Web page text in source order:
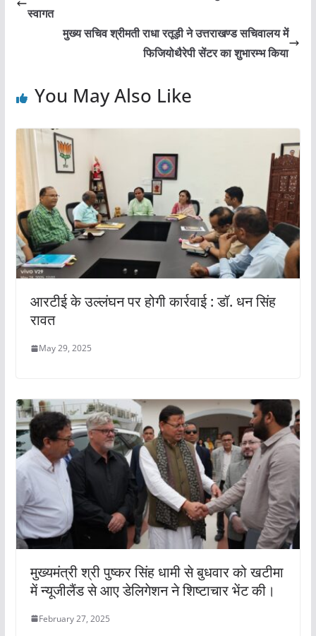
o p
p
स्वागत
मुख्य सचिव श्रीमती राधा रतूड़ी ने उत्तराखण्ड सचिवालय में
फिजियोथैरेपी सेंटर का शुभारम्भ किया
You May Also Like
आरटीई के उल्लंघन पर होगी कार्रवाई : डॉ. धन सिंह
रावत
May 29, 2025
मुख्यमंत्री श्री पुष्कर सिंह धामी से बुधवार को खटीमा
में न्यूजीलैंड से आए डेलिगेशन ने शिष्टाचार भेंट की।
February 27, 2025